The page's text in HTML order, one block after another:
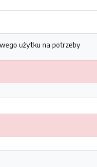
użytku na potrzeby